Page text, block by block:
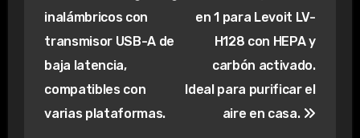
de
entradas
inalámbricos con
transmisor USB-A de
baja latencia,
compatibles con
varias plataformas.
en 1 para Levoit LV-
H128 con HEPA y
carbón activado.
Ideal para purificar el
aire en casa.